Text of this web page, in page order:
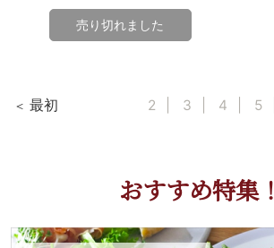
売り切れました
最初 2 3 4 5
おすすめ特集！